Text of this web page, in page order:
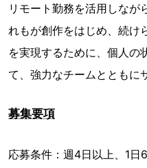
リモート勤務を活用しなが
れもが創作をはじめ、続け
を実現するために、個人の
て、強力なチームとともに
募集要項
応募条件：週4日以上、1日